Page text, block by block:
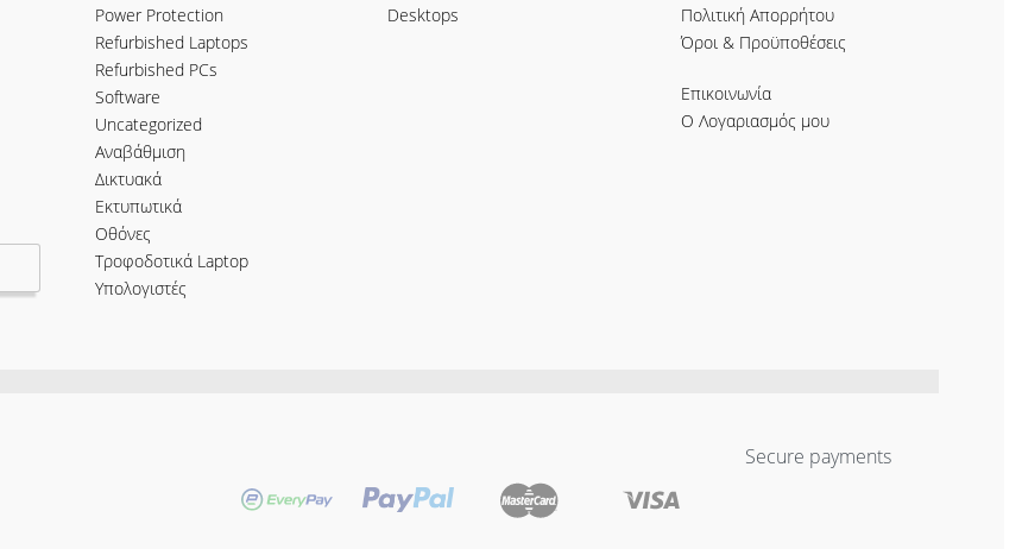
Power Protection
Refurbished Laptops
Refurbished PCs
Software
Uncategorized
Αναβάθμιση
Δικτυακά
Εκτυπωτικά
Οθόνες
Τροφοδοτικά Laptop
Υπολογιστές
Desktops
Πολιτική Απορρήτου
Όροι & Προϋποθέσεις
Επικοινωνία
Ο Λογαριασμός μου
Secure payments